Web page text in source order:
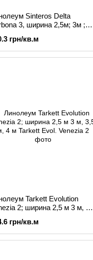
Sinteros Delta
3, ширина 2,5м; 3м ;
грн/кв.м
Tarkett Evolution
2; ширина 2,5 м 3 м, 3,5
грн/кв.м